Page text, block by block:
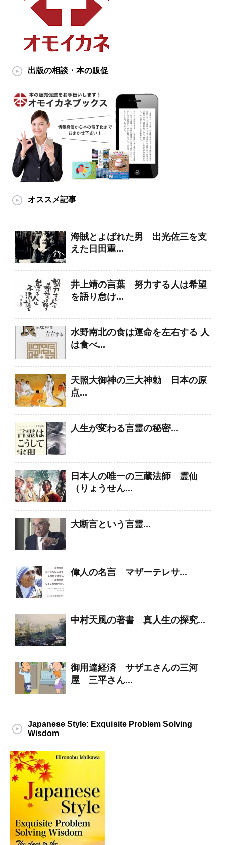
出版の相談・本の販促
オススメ記事
海賊とよばれた男 出光佐三を支
えた日田重...
井上靖の言葉 努力する人は希望
を語り怠け...
水野南北の食は運命を左右する 人
は食べ...
天照大御神の三大神勅 日本の原
点...
人生が変わる言霊の秘密...
日本人の唯一の三蔵法師 霊仙
（りょうせん...
大断言という言霊...
偉人の名言 マザーテレサ...
中村天風の著書 真人生の探究...
御用達経済 サザエさんの三河
屋 三平さん...
Japanese Style: Exquisite Problem Solving
Wisdom